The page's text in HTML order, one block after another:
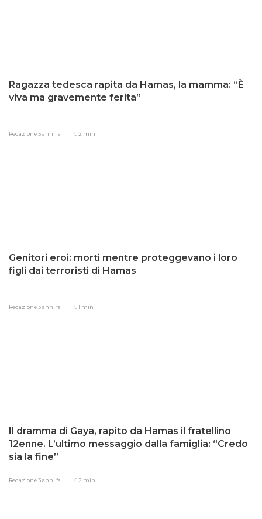
Ragazza tedesca rapita da Hamas, la mamma: “È
viva ma gravemente ferita”
Redazione3 anni fa 2 min
Genitori eroi: morti mentre proteggevano i loro
figli dai terroristi di Hamas
Redazione3 anni fa 1 min
Il dramma di Gaya, rapito da Hamas il fratellino
12enne. L’ultimo messaggio dalla famiglia: “Credo
sia la fine”
Redazione3 anni fa 2 min